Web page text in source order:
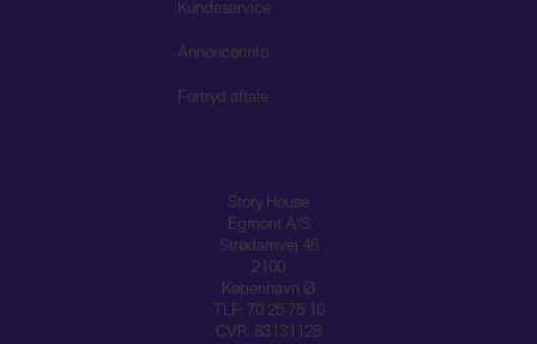
Kundeservice
Annoncørinfo
Fortryd aftale
Story House
Egmont A/S
Strødamvej 46
2100
København Ø
TLF: 70 25 75 10
CVR: 83131128